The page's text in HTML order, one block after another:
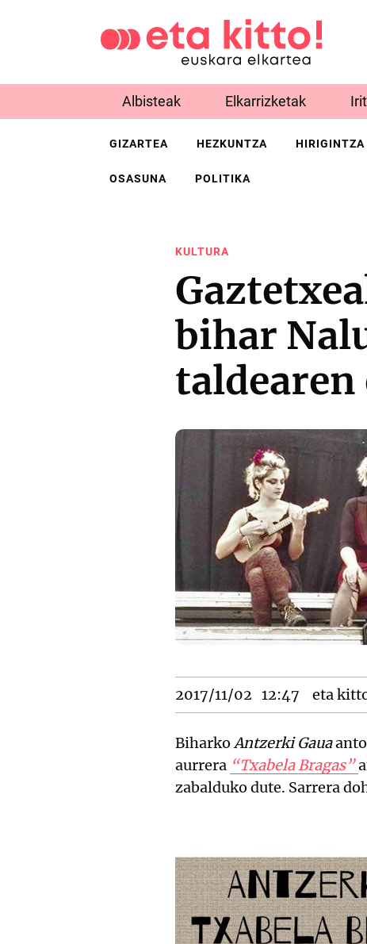
Albisteak Elkarrizketak
GIZARTEA HEZKUNTZA HIRIGINTZA
OSASUNA POLITIKA
KULTURA
bihar
2017/11/02 12:47 eta
BiharkoAntzerki Gaua
aurrera “Txabela Bragas”
zabalduko dute. Sarrera